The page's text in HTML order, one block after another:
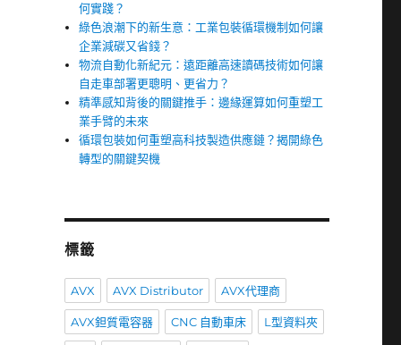
何實踐？
綠色浪潮下的新生意：工業包裝循環機制如何讓
企業減碳又省錢？
物流自動化新紀元：遠距離高速讀碼技術如何讓
自走車部署更聰明、更省力？
精準感知背後的關鍵推手：邊緣運算如何重塑工
業手臂的未來
循環包裝如何重塑高科技製造供應鏈？揭開綠色
轉型的關鍵契機
標籤
AVX AVX Distributor AVX代理商
AVX鉭質電容器 CNC 自動車床 L型資料夾